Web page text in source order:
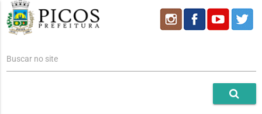
Buscar no site